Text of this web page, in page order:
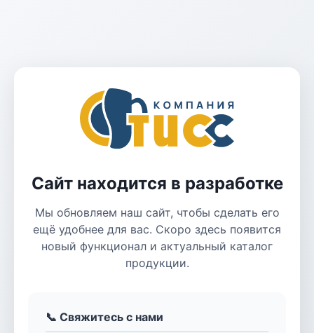
Сайт находится в разработке
Мы обновляем наш сайт, чтобы сделать его
ещё удобнее для вас. Скоро здесь появится
новый функционал и актуальный каталог
продукции.
📞 Свяжитесь с нами